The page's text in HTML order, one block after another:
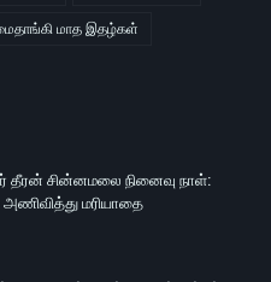
மாத இதழ்கள்
தீரன் சின்னமலை நினைவு நாள்:
மரியாதை